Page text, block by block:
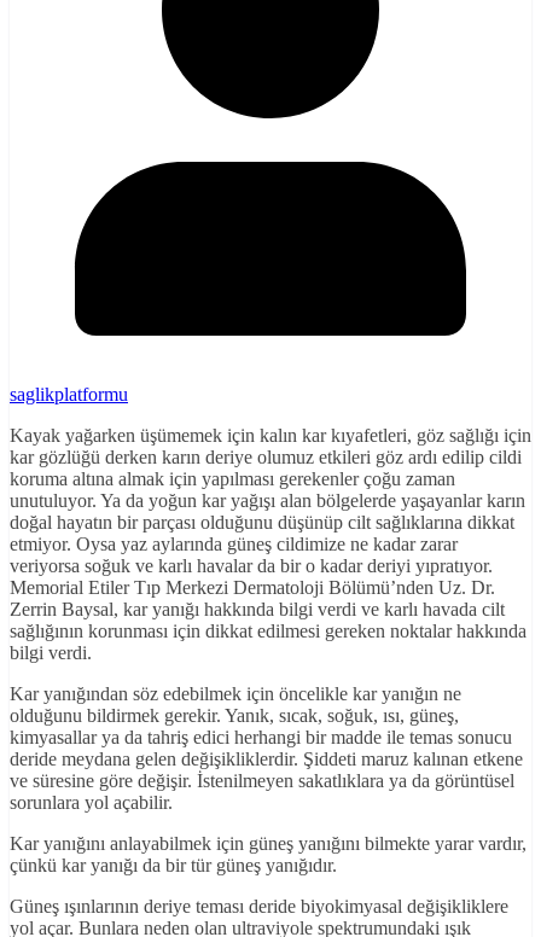
saglikplatformu
Kayak yağarken üşümemek için kalın kar kıyafetleri, göz sağlığı için
kar gözlüğü derken karın deriye olumuz etkileri göz ardı edilip cildi
koruma altına almak için yapılması gerekenler çoğu zaman
unutuluyor. Ya da yoğun kar yağışı alan bölgelerde yaşayanlar karın
doğal hayatın bir parçası olduğunu düşünüp cilt sağlıklarına dikkat
etmiyor. Oysa yaz aylarında güneş cildimize ne kadar zarar
veriyorsa soğuk ve karlı havalar da bir o kadar deriyi yıpratıyor.
Memorial Etiler Tıp Merkezi Dermatoloji Bölümü’nden Uz. Dr.
Zerrin Baysal, kar yanığı hakkında bilgi verdi ve karlı havada cilt
sağlığının korunması için dikkat edilmesi gereken noktalar hakkında
bilgi verdi.
Kar yanığından söz edebilmek için öncelikle kar yanığın ne
olduğunu bildirmek gerekir. Yanık, sıcak, soğuk, ısı, güneş,
kimyasallar ya da tahriş edici herhangi bir madde ile temas sonucu
deride meydana gelen değişikliklerdir. Şiddeti maruz kalınan etkene
ve süresine göre değişir. İstenilmeyen sakatlıklara ya da görüntüsel
sorunlara yol açabilir.
Kar yanığını anlayabilmek için güneş yanığını bilmekte yarar vardır,
çünkü kar yanığı da bir tür güneş yanığıdır.
Güneş ışınlarının deriye teması deride biyokimyasal değişikliklere
yol açar. Bunlara neden olan ultraviyole spektrumundaki ışık